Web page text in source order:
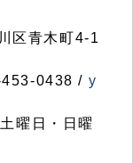
区青木町4-1
0438 / y
曜日・日曜